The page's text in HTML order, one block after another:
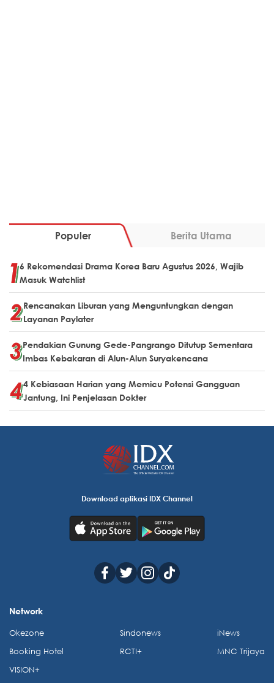
Populer Berita Utama
6 Rekomendasi Drama Korea Baru Agustus 2026, Wajib
Masuk Watchlist
Rencanakan Liburan yang Menguntungkan dengan
Layanan Paylater
Pendakian Gunung Gede-Pangrango Ditutup Sementara
Imbas Kebakaran di Alun-Alun Suryakencana
4 Kebiasaan Harian yang Memicu Potensi Gangguan
Jantung, Ini Penjelasan Dokter
Download aplikasi IDX Channel
Network
Okezone
Booking Hotel
VISION+
Sindonews
RCTI+
iNews
MNC Trijaya